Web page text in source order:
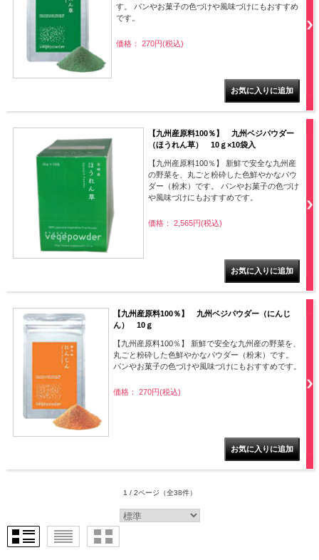
す。 パンやお菓子の色づけや風味づけにもおすすめ
です。
価格： 270円(税込)
【九州産原料100％】 九州ベジパウダー
（ほうれん草） 10ｇ×10袋入
【九州産原料100％】 新鮮で安全な九州産
の野菜を、丸ごと粉砕した色鮮やかなパウ
ダー（粉末）です。 パンやお菓子の色づけ
や風味づけにもおすすめです。
価格： 2,565円(税込)
【九州産原料100％】 九州ベジパウダー（にんじ
ん） 10ｇ
【九州産原料100％】 新鮮で安全な九州産の野菜を、
丸ごと粉砕した色鮮やかなパウダー（粉末）です。
パンやお菓子の色づけや風味づけにもおすすめです。
価格： 270円(税込)
1 / 2ページ （全38件）